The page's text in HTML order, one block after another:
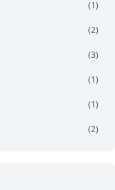
(1)
(2)
(3)
(1)
(1)
(2)